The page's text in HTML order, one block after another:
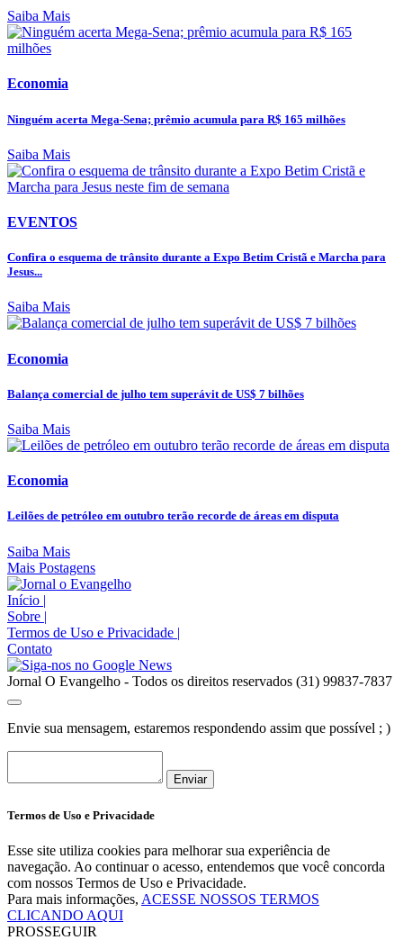
Saiba Mais
Economia
Ninguém acerta Mega-Sena; prêmio acumula para R$ 165 milhões
Saiba Mais
EVENTOS
Confira o esquema de trânsito durante a Expo Betim Cristã e Marcha para
Jesus...
Saiba Mais
Economia
Balança comercial de julho tem superávit de US$ 7 bilhões
Saiba Mais
Economia
Leilões de petróleo em outubro terão recorde de áreas em disputa
Saiba Mais
Mais Postagens
Início |
Sobre |
Termos de Uso e Privacidade |
Contato
Jornal O Evangelho - Todos os direitos reservados (31) 99837-7837
Envie sua mensagem, estaremos respondendo assim que possível ; )
Enviar
Termos de Uso e Privacidade
Esse site utiliza cookies para melhorar sua experiência de
navegação. Ao continuar o acesso, entendemos que você concorda
com nossos Termos de Uso e Privacidade.
Para mais informações, ACESSE NOSSOS TERMOS
CLICANDO AQUI
PROSSEGUIR